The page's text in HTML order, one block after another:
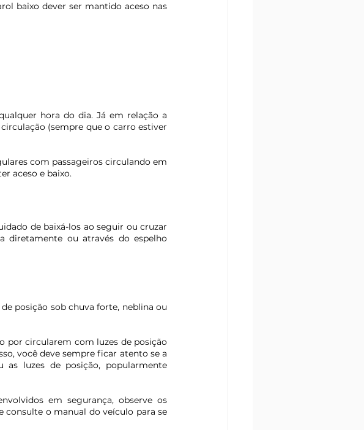
baixo dever ser mantido aceso nas
hora do dia. Já em relação a
(sempre que o carro estiver
com passageiros circulando em
aceso e baixo.
de baixá-los ao seguir ou cruzar
ou através do espelho
posição sob chuva forte, neblina ou
por circularem com luzes de posição
você deve sempre ficar atento se a
luzes de posição, popularmente
em segurança, observe os
consulte o manual do veículo para se